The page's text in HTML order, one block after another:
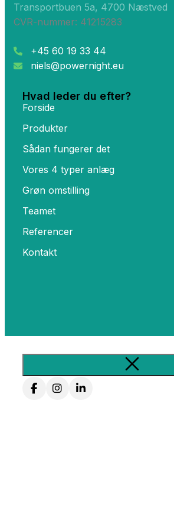
Transportbuen 5a, 4700 Næstved
CVR-nummer: 41215283
+45 60 19 33 44
niels@powernight.eu
Hvad leder du efter?
Forside
Produkter
Sådan fungerer det
Vores 4 typer anlæg
Grøn omstilling
Teamet
Referencer
Kontakt